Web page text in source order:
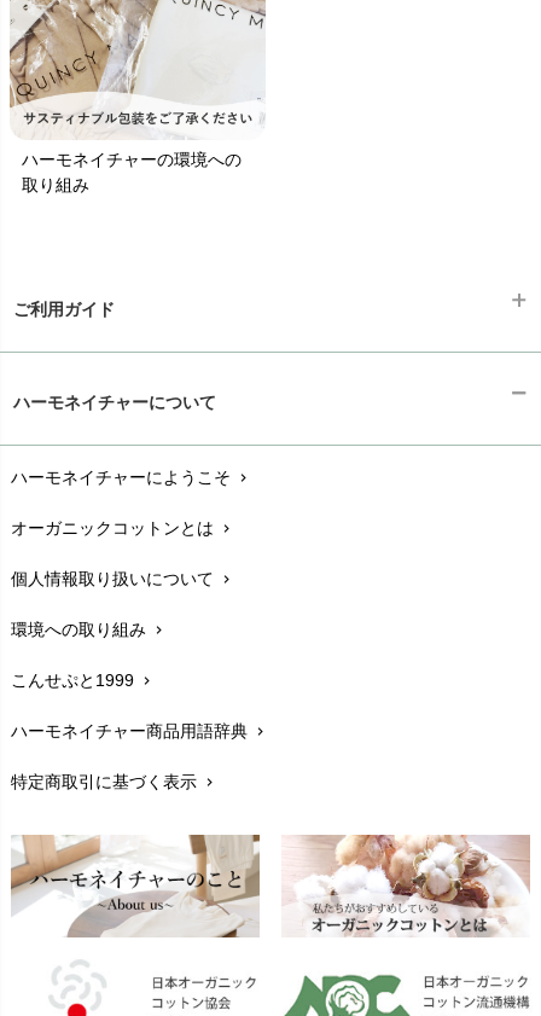
ハーモネイチャーの環境への
取り組み
ご利用ガイド
配送と送料chevron_right
在庫状況と発送予定chevron_right
サイズ・寸法chevron_right
生地・素材chevron_right
お手入れについて
レビューを書こうchevron_right
返品交換chevron_right
FAXでのご注文
お問い合わせchevron_right
ハーモネイチャーについて
ハーモネイチャーにようこそ chevron_right
オーガニックコットンとは chevron_right
個人情報取り扱いについて chevron_right
環境への取り組み chevron_right
こんせぷと1999 chevron_right
ハーモネイチャー商品用語辞典 chevron_right
特定商取引に基づく表示 chevron_right